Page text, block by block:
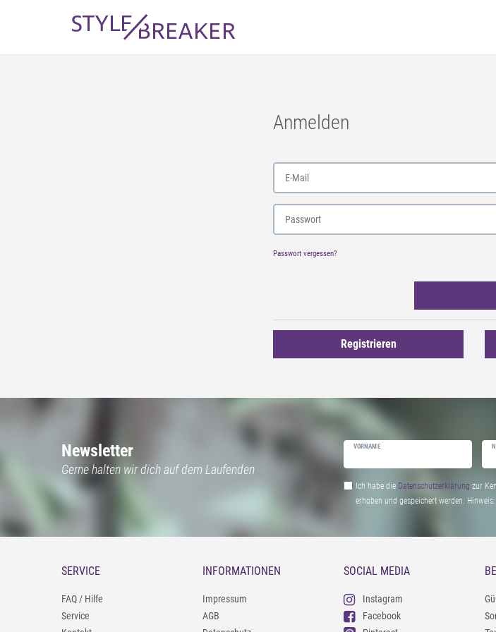
Anmelden
Passwort vergessen?
Registrieren
Newsletter
Gerne halten wir dich auf dem Laufenden
VORNAME
Ich habe die Daten­schutz­erklärung zur
erhoben und gespeichert werden.
SERVICE
FAQ / Hilfe
Service
INFORMATIONEN
Impressum
AGB
SOCIAL MEDIA
Instagram
Facebook